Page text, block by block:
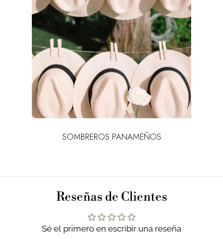
SOMBREROS PANAMEÑOS
Reseñas de Clientes
Sé el primero en escribir una reseña